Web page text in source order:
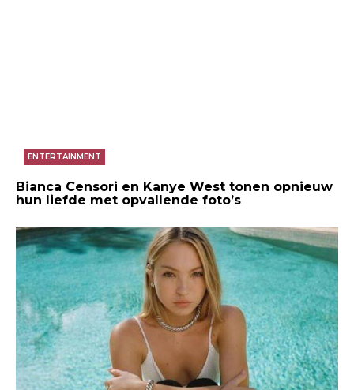
ENTERTAINMENT
Bianca Censori en Kanye West tonen opnieuw
hun liefde met opvallende foto’s